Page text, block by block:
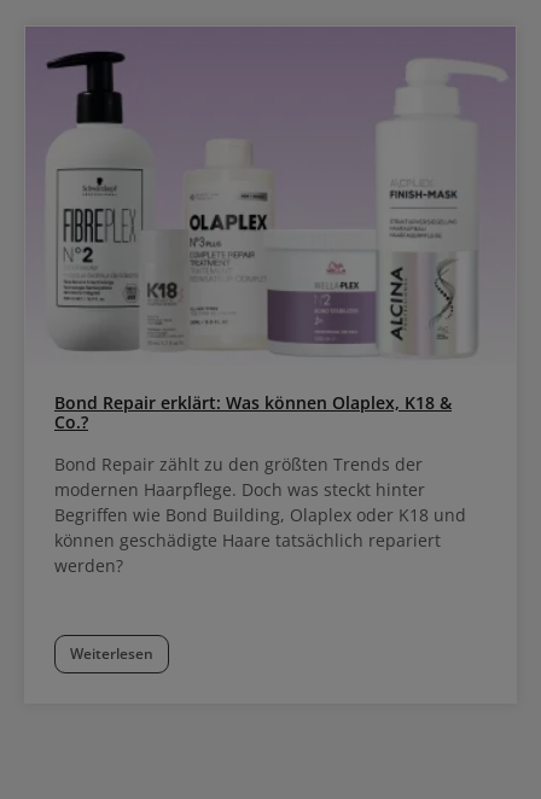
mit veganem Keratin und Glycerol ausgestattet. Glycerol sorgt für
Kopfhaut und Haar. Es glättet die Haaroberfläche und verhindert
ermöglicht eine sanfte Reinigung des Haares und der Kopfhaut. Die
zugeführte Feuchtigkeit wird dabei im Haarinneren eingeschlossen
und das Haar so vor dem Austrocknen bewahrt. In Kombination mit
Geschmeidigkeit, Kämmbarkeit, Elastizität und Glanz.Resultat mit
Schwarzkopf BC Bonacure Moisture Kick ShampooDie mit Glycerin
angereicherte Formulierung hilft, den Feuchtigkeitsgehalt des
Haares auszugleichen und verleiht ein leichtes, gesundes
Haargefühl.Bis zu 48 Stunden ein mit Feuchtigkeit versorgtes
Haargefühl und verbesserte ElastizitätHilft, das Haar vor dem
Austrocknen zu schützenVerleiht Glanz, Geschmeidigkeit und
Bond Repair erklärt: Was können Olaplex, K18 &
Co.?
Bond Repair zählt zu den größten Trends der
modernen Haarpflege. Doch was steckt hinter
Begriffen wie Bond Building, Olaplex oder K18 und
können geschädigte Haare tatsächlich repariert
werden?
Weiterlesen